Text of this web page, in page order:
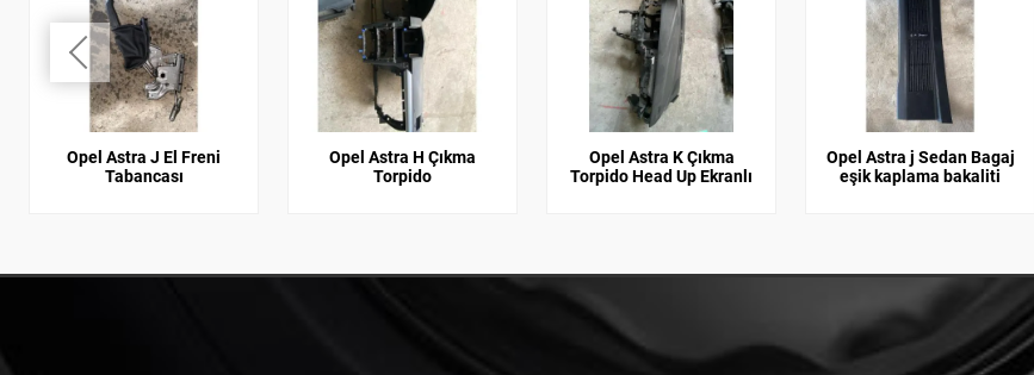
Opel Astra J El Freni
Tabancası
Opel Astra H Çıkma
Torpido
Opel Astra K Çıkma
Torpido Head Up Ekranlı
Opel Astra j Sedan Bagaj
eşik kaplama bakaliti